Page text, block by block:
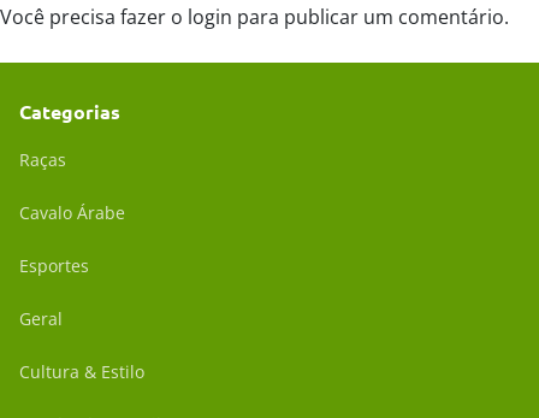
Você precisa fazer o login para publicar um comentário.
Categorias
Raças
Cavalo Árabe
Esportes
Geral
Cultura & Estilo